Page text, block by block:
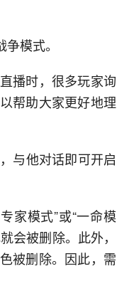
模式。
播时，很多玩家询
帮助大家更好地理
与他对话即可开启
家模式”或“一命模
会被删除。此外，
被删除。因此，需